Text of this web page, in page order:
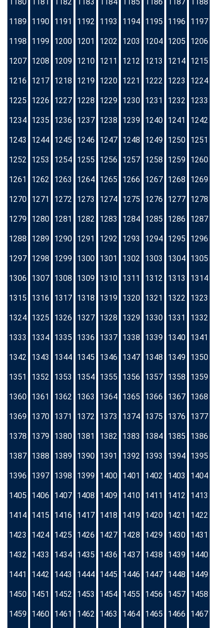
1189 1190 1191 1192 1193 1194 1195 1196 1197
1198 1199 1200 1201 1202 1203 1204 1205 1206
1207 1208 1209 1210 1211 1212 1213 1214 1215
1216 1217 1218 1219 1220 1221 1222 1223 1224
1225 1226 1227 1228 1229 1230 1231 1232 1233
1234 1235 1236 1237 1238 1239 1240 1241 1242
1243 1244 1245 1246 1247 1248 1249 1250 1251
1252 1253 1254 1255 1256 1257 1258 1259 1260
1261 1262 1263 1264 1265 1266 1267 1268 1269
1270 1271 1272 1273 1274 1275 1276 1277 1278
1279 1280 1281 1282 1283 1284 1285 1286 1287
1288 1289 1290 1291 1292 1293 1294 1295 1296
1297 1298 1299 1300 1301 1302 1303 1304 1305
1306 1307 1308 1309 1310 1311 1312 1313 1314
1315 1316 1317 1318 1319 1320 1321 1322 1323
1324 1325 1326 1327 1328 1329 1330 1331 1332
1333 1334 1335 1336 1337 1338 1339 1340 1341
1342 1343 1344 1345 1346 1347 1348 1349 1350
1351 1352 1353 1354 1355 1356 1357 1358 1359
1360 1361 1362 1363 1364 1365 1366 1367 1368
1369 1370 1371 1372 1373 1374 1375 1376 1377
1378 1379 1380 1381 1382 1383 1384 1385 1386
1387 1388 1389 1390 1391 1392 1393 1394 1395
1396 1397 1398 1399 1400 1401 1402 1403 1404
1405 1406 1407 1408 1409 1410 1411 1412 1413
1414 1415 1416 1417 1418 1419 1420 1421 1422
1423 1424 1425 1426 1427 1428 1429 1430 1431
1432 1433 1434 1435 1436 1437 1438 1439 1440
1441 1442 1443 1444 1445 1446 1447 1448 1449
1450 1451 1452 1453 1454 1455 1456 1457 1458
1459 1460 1461 1462 1463 1464 1465 1466 1467